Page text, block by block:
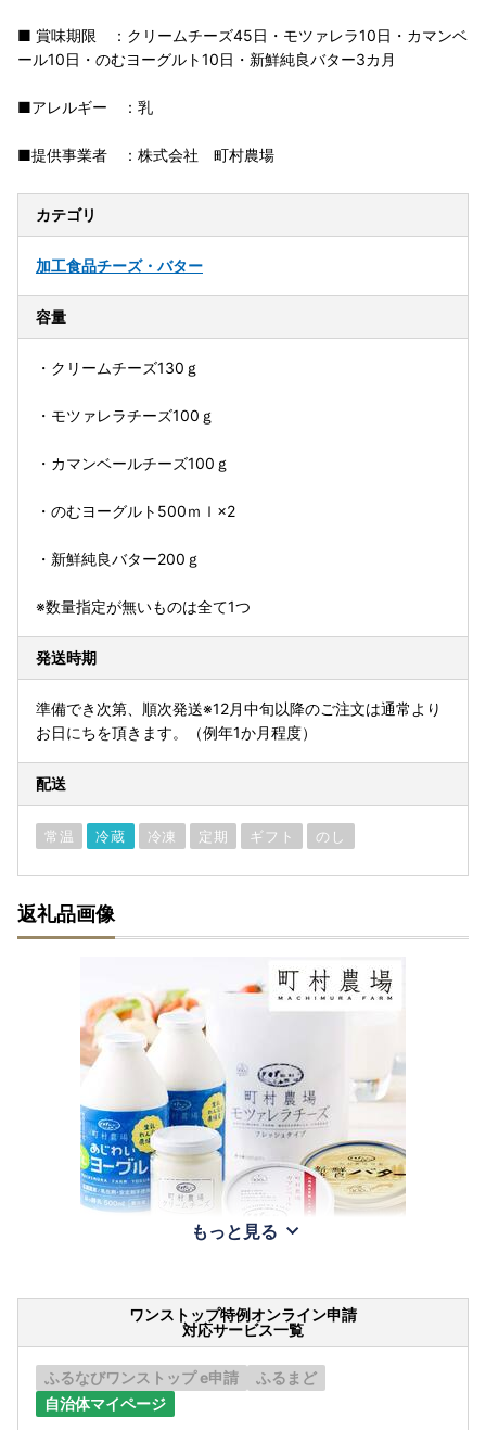
■ 賞味期限 ：クリームチーズ45日・モツァレラ10日・カマンベ
ール10日・のむヨーグルト10日・新鮮純良バター3カ月
■アレルギー ：乳
■提供事業者 ：株式会社 町村農場
カテゴリ
加工食品チーズ・バター
容量
・クリームチーズ130ｇ
・モツァレラチーズ100ｇ
・カマンベールチーズ100ｇ
・のむヨーグルト500ｍｌ×2
・新鮮純良バター200ｇ
※数量指定が無いものは全て1つ
発送時期
準備でき次第、順次発送※12月中旬以降のご注文は通常より
お日にちを頂きます。（例年1か月程度）
配送
常温 冷蔵 冷凍 定期 ギフト のし
返礼品画像
もっと見る
ワンストップ特例オンライン申請
対応サービス一覧
ふるなびワンストップ e申請
ふるまど
自治体マイページ